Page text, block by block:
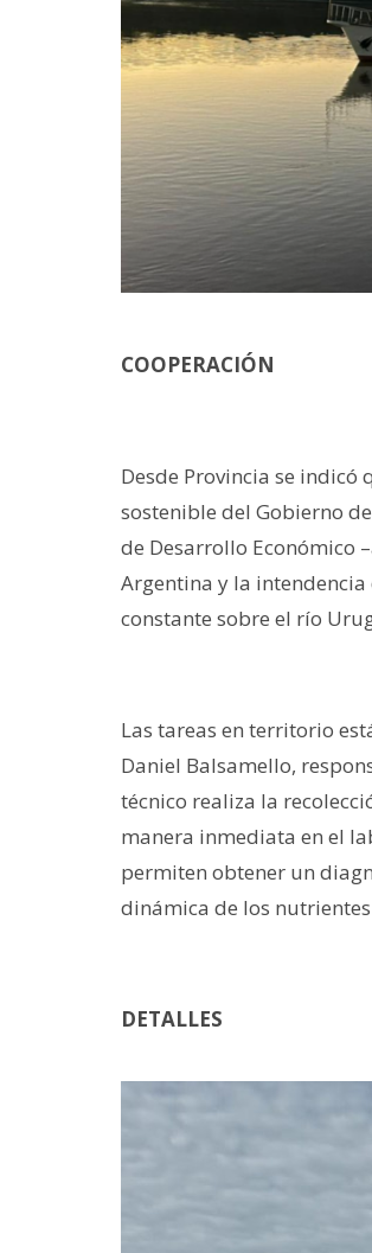
COOPERACIÓN
Desde Provincia se
sostenible del Gobierno
de Desarrollo Económico
Argentina y la
constante sobre el río
Las tareas en territorio
Daniel Balsamello,
técnico realiza la
manera inmediata en el
permiten obtener un
dinámica de los
DETALLES